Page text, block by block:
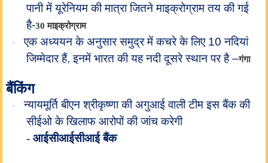
पानी में यूरेनियम की मात्रा जितने माइक्रोग्राम तय की गई
है-30 माइक्रोग्राम
·
एक अध्ययन के अनुसार समुद्र में कचरे के लिए 10 नदियां
जिम्मेदार हैं, इनमें भारत की यह नदी दूसरे स्थान पर है –गंगा
बैंकिंग
·
न्यायमूर्ति बीएन श्रीकृष्णा की अगुआई वाली टीम इस बैंक की
सीईओ के खिलाफ आरोपों की जांच करेगी
- आईसीआईसीआई बैंक